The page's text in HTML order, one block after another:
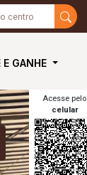
E GANHE
Acesse pelo
celular